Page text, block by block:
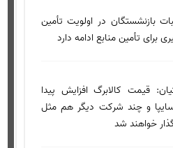
بازنشستگان در اولویت تأمین
برای تأمین منابع ادامه دارد
قیمت کالابرگ افزایش پیدا
و چند شرکت دیگر هم مثل
خواهند شد